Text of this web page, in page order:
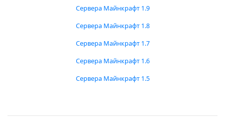
Сервера Майнкрафт 1.9
Сервера Майнкрафт 1.8
Сервера Майнкрафт 1.7
Сервера Майнкрафт 1.6
Сервера Майнкрафт 1.5